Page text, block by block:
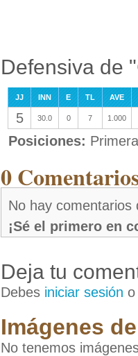
Defensiva de
JJ INN E TL AVE
5 30.0 0 7 1.000
Posiciones:
0
No hay
¡Sé el primero en
Deja tu
Debes iniciar sesión
Imágenes
No tenemos